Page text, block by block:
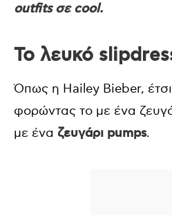
outfits σε cool.
Το λευκό
Όπως η Hailey Bieber,
φορώντας το με ένα
με ένα ζευγάρι pumps.